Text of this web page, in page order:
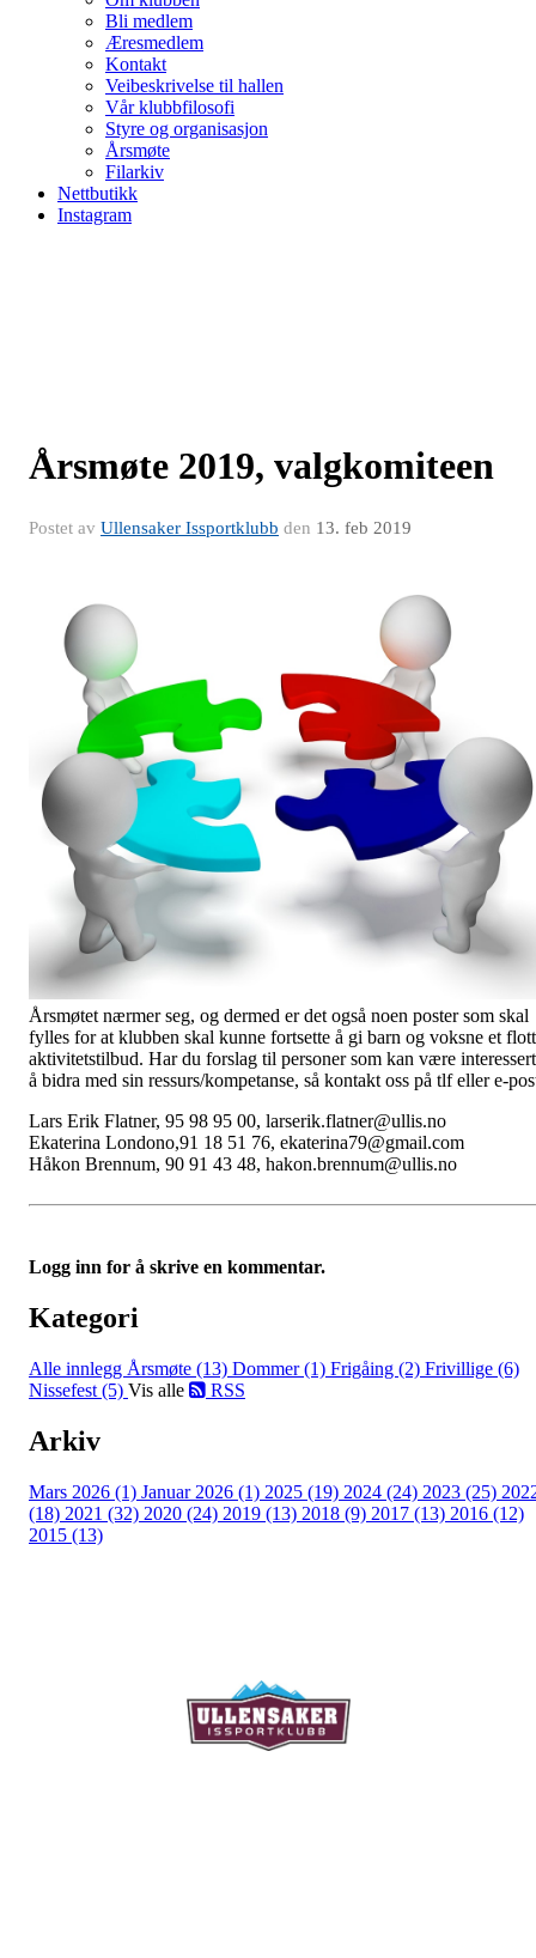
Bli medlem
Æresmedlem
Kontakt
Veibeskrivelse til hallen
Vår klubbfilosofi
Styre og organisasjon
Årsmøte
Filarkiv
Nettbutikk
Instagram
Årsmøte 2019, valgkomiteen
Postet av Ullensaker Issportklubb den 13. feb 2019
Årsmøtet nærmer seg, og dermed er det også noen poster som skal
fylles for at klubben skal kunne fortsette å gi barn og voksne et flott
aktivitetstilbud. Har du forslag til personer som kan være
å bidra med sin ressurs/kompetanse, så kontakt oss på tlf eller e-
Lars Erik Flatner, 95 98 95 00, larserik.flatner@ullis.no
Ekaterina Londono,91 18 51 76, ekaterina79@gmail.com
Håkon Brennum, 90 91 43 48, hakon.brennum@ullis.no
Logg inn for å skrive en kommentar.
Kategori
Alle innlegg Årsmøte (13) Dommer (1) Frigåing (2) Frivillige (6)
Nissefest (5) Vis alle RSS
Arkiv
Mars 2026 (1) Januar 2026 (1) 2025 (19) 2024 (24) 2023 (25)
(18) 2021 (32) 2020 (24) 2019 (13) 2018 (9) 2017 (13) 2016 (12)
2015 (13)